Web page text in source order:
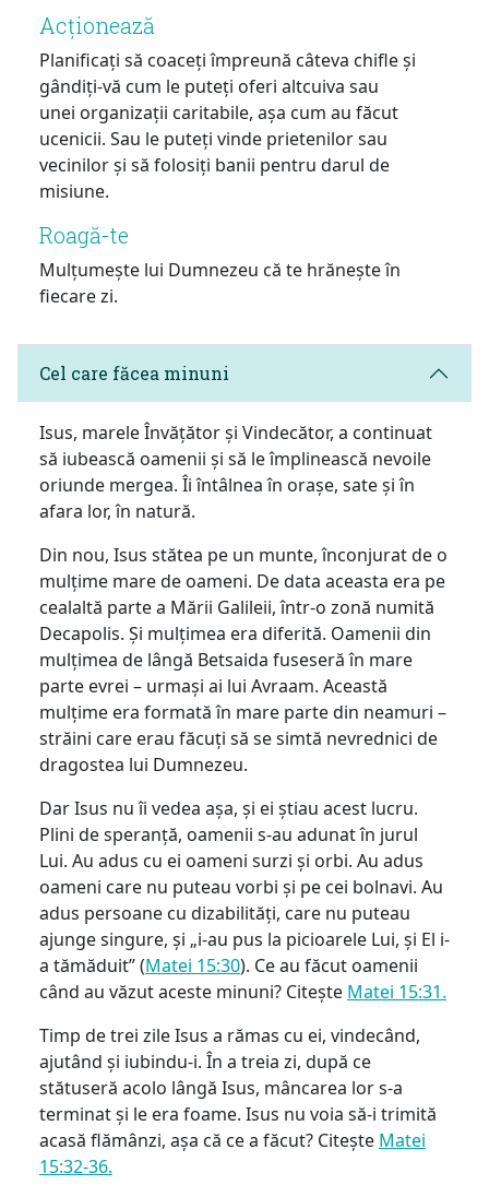
Acționează
Planificați să coaceți împreună câteva chifle și
gândiți-vă cum le puteți oferi altcuiva sau
unei organizații caritabile, așa cum au făcut
ucenicii. Sau le puteți vinde prietenilor sau
vecinilor și să folosiți banii pentru darul de
misiune.
Roagă-te
Mulțumește lui Dumnezeu că te hrănește în
fiecare zi.
Cel care făcea minuni
Isus, marele Învățător și Vindecător, a continuat
să iubească oamenii și să le împlinească nevoile
oriunde mergea. Îi întâlnea în orașe, sate și în
afara lor, în natură.
Din nou, Isus stătea pe un munte, înconjurat de o
mulțime mare de oameni. De data aceasta era pe
cealaltă parte a Mării Galileii, într-o zonă numită
Decapolis. Și mulțimea era diferită. Oamenii din
mulțimea de lângă Betsaida fuseseră în mare
parte evrei – urmași ai lui Avraam. Această
mulțime era formată în mare parte din neamuri –
străini care erau făcuți să se simtă nevrednici de
dragostea lui Dumnezeu.
Dar Isus nu îi vedea așa, și ei știau acest lucru.
Plini de speranță, oamenii s-au adunat în jurul
Lui. Au adus cu ei oameni surzi și orbi. Au adus
oameni care nu puteau vorbi și pe cei bolnavi. Au
adus persoane cu dizabilități, care nu puteau
ajunge singure, și „i-au pus la picioarele Lui, și El i-
a tămăduit” (Matei 15:30). Ce au făcut oamenii
când au văzut aceste minuni? Citește Matei 15:31.
Timp de trei zile Isus a rămas cu ei, vindecând,
ajutând și iubindu-i. În a treia zi, după ce
stătuseră acolo lângă Isus, mâncarea lor s-a
terminat și le era foame. Isus nu voia să-i trimită
acasă flămânzi, așa că ce a făcut? Citește Matei
15:32-36.